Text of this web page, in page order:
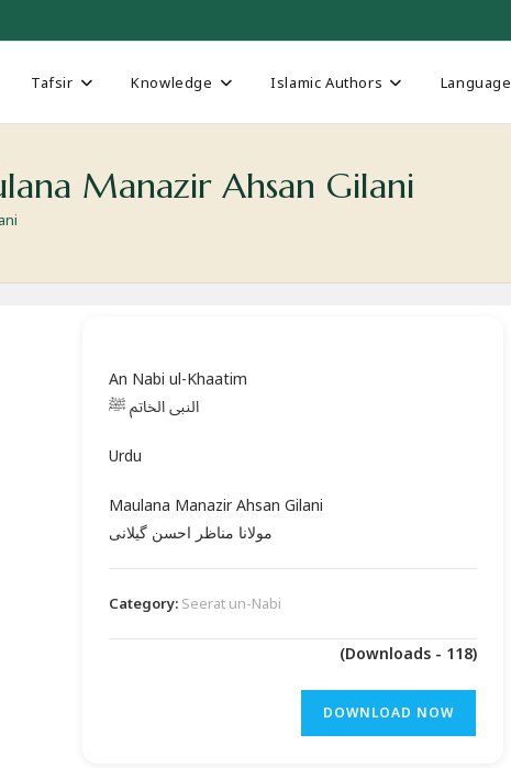
Tafsir Knowledge Islamic Authors Language
Manazir Ahsan Gilani
An Nabi ul-Khaatim
النبی الخاتم ﷺ
Urdu
Maulana Manazir Ahsan Gilani
مولانا مناظر احسن گیلانی
Category: Seerat un-Nabi
(Downloads - 118)
DOWNLOAD NOW